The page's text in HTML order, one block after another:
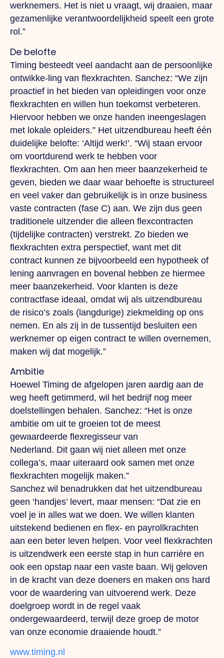
werknemers. Het is niet u vraagt, wij draaien, maar
gezamenlijke verantwoordelijkheid speelt een grote
rol.”
De belofte
Timing besteedt veel aandacht aan de persoonlijke
ontwikke-ling van flexkrachten. Sanchez: “We zijn
proactief in het bieden van opleidingen voor onze
flexkrachten en willen hun toekomst verbeteren.
Hiervoor hebben we onze handen ineengeslagen
met lokale opleiders.” Het uitzendbureau heeft één
duidelijke belofte: ‘Altijd werk!’. “Wij staan ervoor
om voortdurend werk te hebben voor
flexkrachten. Om aan hen meer baanzekerheid te
geven, bieden we daar waar behoefte is structureel
en veel vaker dan gebruikelijk is in onze business
vaste contracten (fase C) aan. We zijn dus geen
traditionele uitzender die alleen flex­contracten
(tijdelijke contracten) verstrekt. Zo bieden we
flexkrachten extra pers­pectief, want met dit
contract kunnen ze bijvoor­beeld een hypotheek of
lening aanvragen en bovenal hebben ze hiermee
meer baan­zekerheid. Voor klanten is deze
contractfase ideaal, omdat wij als uitzendbureau
de risico’s zoals (langdurige) ziek­melding op ons
nemen. En als zij in de tussen­tijd besluiten een
werknemer op eigen contract te willen overnemen,
maken wij dat mogelijk.”
Ambitie
Hoewel Timing de afgelopen jaren aardig aan de
weg heeft getimmerd, wil het bedrijf nog meer
doelstellingen behalen. Sanchez: “Het is onze
ambitie om uit te groeien tot de meest
gewaardeerde flexregisseur van
Nederland. Dit gaan wij niet alleen met onze
collega’s, maar uiteraard ook samen met onze
flexkrachten mogelijk maken.”
Sanchez wil benadrukken dat het uitzendbureau
geen ‘handjes’ levert, maar mensen: “Dat zie en
voel je in alles wat we doen. We willen klanten
uitstekend bedienen en flex- en payrollkrachten
aan een beter leven helpen. Voor veel flexkrachten
is uitzendwerk een eerste stap in hun carrière en
ook een opstap naar een vaste baan. Wij geloven
in de kracht van deze doeners en maken ons hard
voor de waardering van uitvoerend werk. Deze
doelgroep wordt in de regel vaak
ondergewaardeerd, terwijl deze groep de motor
van onze economie draaiende houdt.”
www.timing.nl